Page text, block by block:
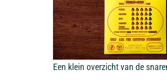
Een klein overzicht van de